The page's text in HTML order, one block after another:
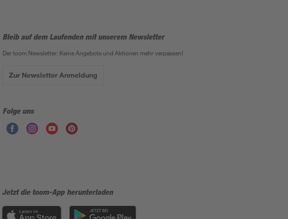
Bleib auf dem Laufenden mit unserem Newsletter
Der toom Newsletter: Keine Angebote und Aktionen mehr verpassen!
Zur Newsletter Anmeldung
Folge uns
Jetzt die toom-App herunterladen